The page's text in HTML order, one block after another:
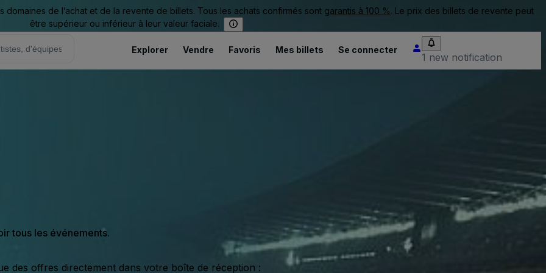
de l’achat et de la revente de billets. Tous les achats confirmés sont garantis à 100 %. Le prix des billets de revente peut
être supérieur ou inférieur à leur valeur faciale.
Explorer Vendre Favoris Mes billets Se connecter
1 new notification
tous les événements.
des offres directement dans votre boîte de réception :